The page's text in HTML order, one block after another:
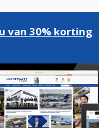
van 30% korting